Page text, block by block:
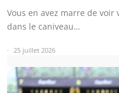
Vous en avez marre de
dans le caniveau…
25 juillet 2026